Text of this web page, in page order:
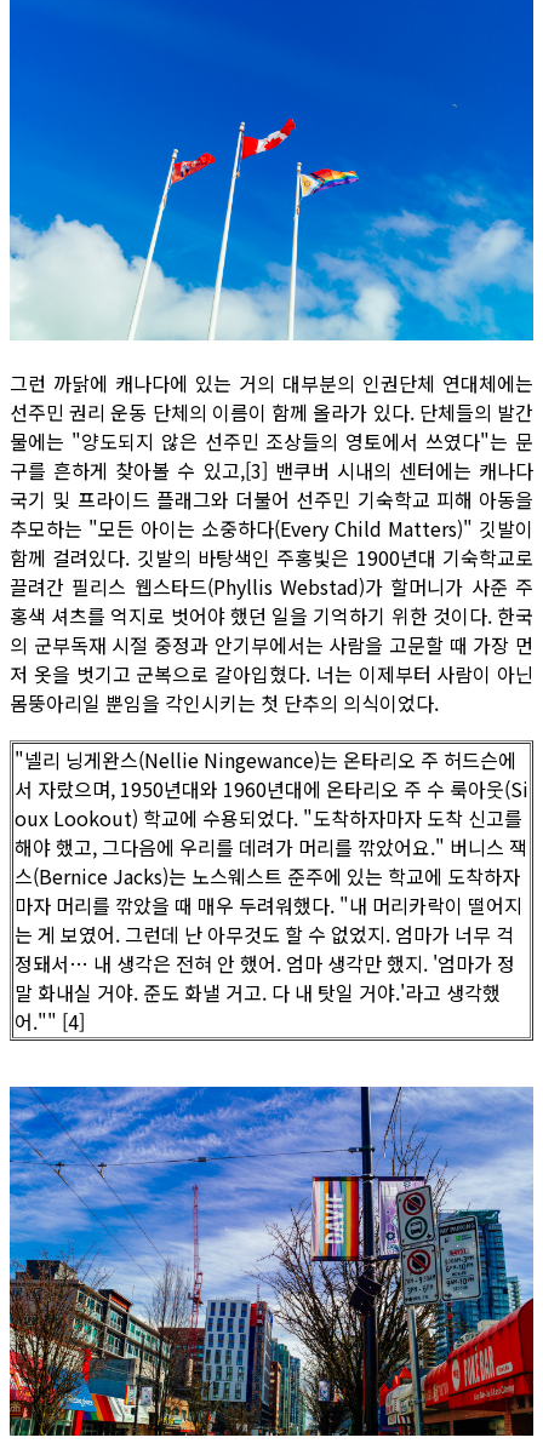
그런 까닭에 캐나다에 있는 거의 대부분의 인권단체 연대체에는
선주민 권리 운동 단체의 이름이 함께 올라가 있다. 단체들의 발간
물에는 "양도되지 않은 선주민 조상들의 영토에서 쓰였다"는 문
구를 흔하게 찾아볼 수 있고,[3] 밴쿠버 시내의 센터에는 캐나다
국기 및 프라이드 플래그와 더불어 선주민 기숙학교 피해 아동을
추모하는 "모든 아이는 소중하다(Every Child Matters)" 깃발이
함께 걸려있다. 깃발의 바탕색인 주홍빛은 1900년대 기숙학교로
끌려간 필리스 웹스타드(Phyllis Webstad)가 할머니가 사준 주
홍색 셔츠를 억지로 벗어야 했던 일을 기억하기 위한 것이다. 한국
의 군부독재 시절 중정과 안기부에서는 사람을 고문할 때 가장 먼
저 옷을 벗기고 군복으로 갈아입혔다. 너는 이제부터 사람이 아닌
몸뚱아리일 뿐임을 각인시키는 첫 단추의 의식이었다.
"넬리 닝게완스(Nellie Ningewance)는 온타리오 주 허드슨에
서 자랐으며, 1950년대와 1960년대에 온타리오 주 수 룩아웃(Si
oux Lookout) 학교에 수용되었다. "도착하자마자 도착 신고를
해야 했고, 그다음에 우리를 데려가 머리를 깎았어요." 버니스 잭
스(Bernice Jacks)는 노스웨스트 준주에 있는 학교에 도착하자
마자 머리를 깎았을 때 매우 두려워했다. "내 머리카락이 떨어지
는 게 보였어. 그런데 난 아무것도 할 수 없었지. 엄마가 너무 걱
정돼서… 내 생각은 전혀 안 했어. 엄마 생각만 했지. '엄마가 정
말 화내실 거야. 준도 화낼 거고. 다 내 탓일 거야.'라고 생각했
어."" [4]